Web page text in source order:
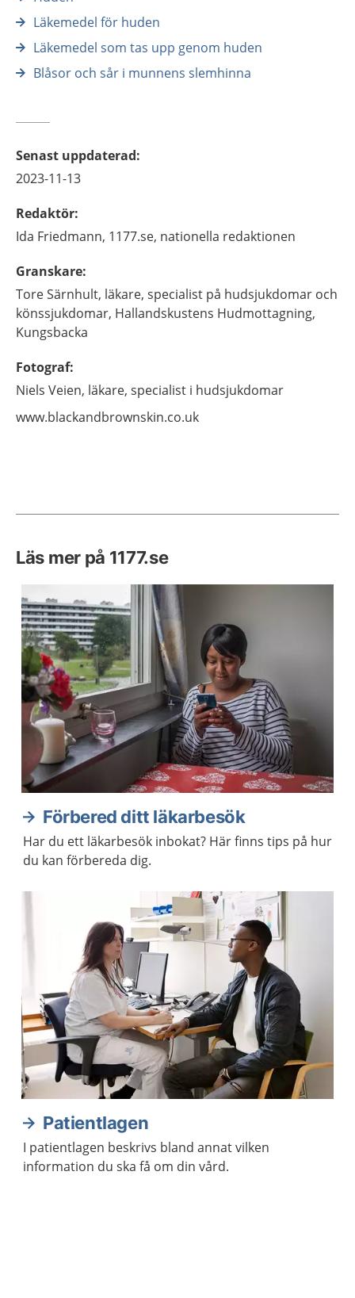
Läkemedel för huden
Läkemedel som tas upp genom huden
Blåsor och sår i munnens slemhinna
Senast uppdaterad:
2023-11-13
Redaktör:
Ida Friedmann, 1177.se, nationella redaktionen
Granskare:
ToreSärnhult, läkare, specialist på hudsjukdomar och
könssjukdomar, Hallandskustens Hudmottagning,
Kungsbacka
Fotograf:
Niels Veien, läkare, specialist i hudsjukdomar
www.blackandbrownskin.co.uk
Läs mer på 1177.se
Förbered ditt läkarbesök
Har du ett läkarbesök inbokat? Här finns tips på hur
du kan förbereda dig.
Patientlagen
I patientlagen beskrivs bland annat vilken
information du ska få om din vård.